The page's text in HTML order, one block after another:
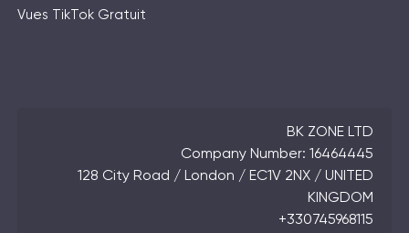
Vues TikTok Gratuit
BK ZONE LTD
Company Number: 16464445
128 City Road / London / EC1V 2NX / UNITED
KINGDOM
+330745968115